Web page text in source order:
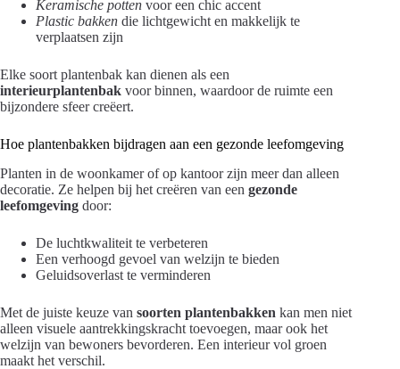
Keramische potten voor een chic accent
Plastic bakken die lichtgewicht en makkelijk te
verplaatsen zijn
Elke soort plantenbak kan dienen als een
interieurplantenbak voor binnen, waardoor de ruimte een
bijzondere sfeer creëert.
Hoe plantenbakken bijdragen aan een gezonde leefomgeving
Planten in de woonkamer of op kantoor zijn meer dan alleen
decoratie. Ze helpen bij het creëren van een gezonde
leefomgeving door:
De luchtkwaliteit te verbeteren
Een verhoogd gevoel van welzijn te bieden
Geluidsoverlast te verminderen
Met de juiste keuze van soorten plantenbakken kan men niet
alleen visuele aantrekkingskracht toevoegen, maar ook het
welzijn van bewoners bevorderen. Een interieur vol groen
maakt het verschil.